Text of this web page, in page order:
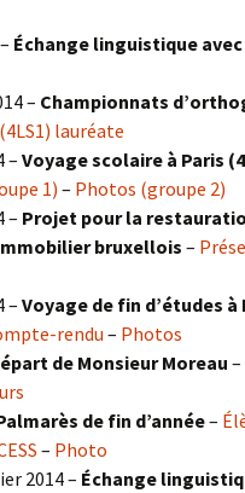
Échange linguistique
– Championnats
lauréate
– Voyage scolaire à Paris
1)– Photos (groupe 2)
– Projet pour la
bruxellois –
– Voyage de fin d’études à
rendu – Photos
de Monsieur Moreau –
de fin d’année–
– Photo
2014 – Échange